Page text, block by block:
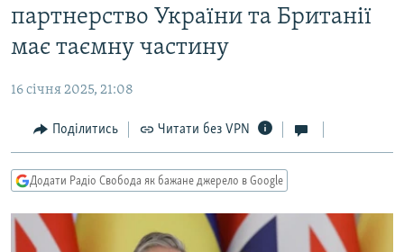
матеріалу
Перейти
до
основної
Перейти
до
пошуку
СТАТТІ
ЕКОНОМІКА
СУСПІЛЬСТВО
УКРАЇНА
РОСІЙСЬКА «ФІЛЬТРАЦІЯ»
ДОНБАС.РЕАЛІЇ
ТИ ЯК?
СХЕМИ
партнерство України та Британії
має таємну частину
16 січня 2025, 21:08
Поділитись Читати без VPN
Додати Радіо Свобода як бажане джерело в Google